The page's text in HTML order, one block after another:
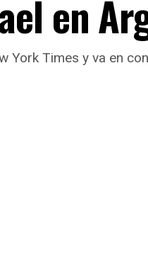
en
York Times y va en